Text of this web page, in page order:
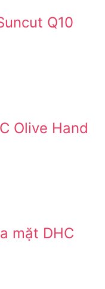
Q10
Olive Hand
mặt DHC